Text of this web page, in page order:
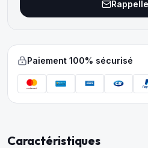
Paiement 100% sécurisé
Caractéristiques